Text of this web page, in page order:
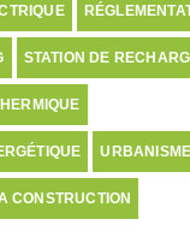
STATION DE
URBANISME
CONSTRUCTION